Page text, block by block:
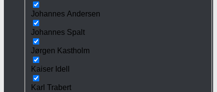
Johannes Andersen
Johannes Spalt
Jørgen Kastholm
Kaiser Idell
Karl Trabert